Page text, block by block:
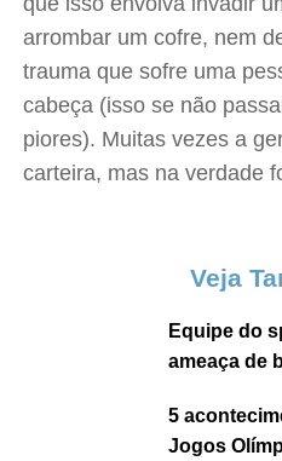
arrombar um cofre, nem
trauma que sofre uma
cabeça (isso se não
piores). Muitas vezes a
carteira, mas na verdade
Veja
Equipe do
ameaça de
5
Jogos